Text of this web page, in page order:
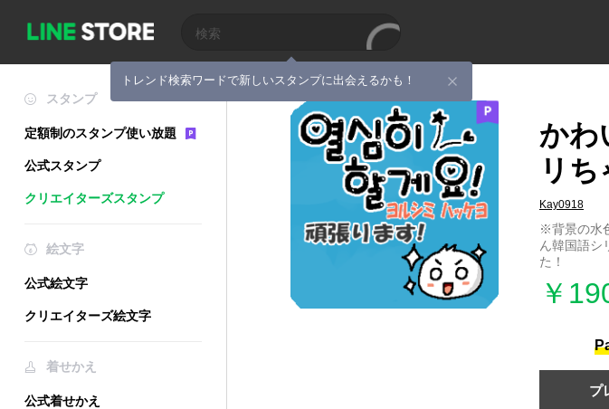
トレンド検索ワードで新しいスタンプに出会えるかも！
スタンプ
定額制のスタンプ使い放題
公式スタンプ
クリエイターズスタンプ
絵文字
公式絵文字
クリエイターズ絵文字
着せかえ
公式着せかえ
かわ
リ
Kay0918
※背景の水
ん韓国語シ
た！
￥
プ